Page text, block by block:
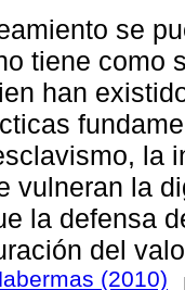
se
tiene como
han
la
vulneran la
la defensa
del
(2010)